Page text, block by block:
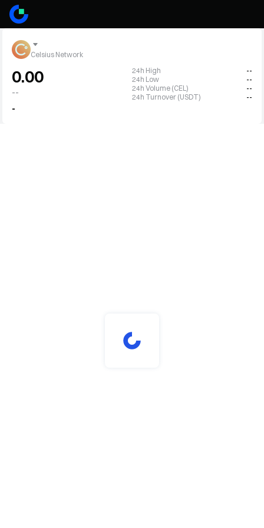
Celsius Network
0.00
--
-
24h High
--
24h Low
--
24h Volume (CEL)
--
24h Turnover (USDT)
--